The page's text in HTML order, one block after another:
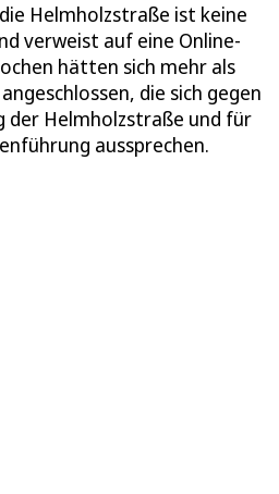
Helmholzstraße ist keine
verweist auf eine Online-
hätten sich mehr als
die sich gegen
der Helmholzstraße und für
aussprechen.